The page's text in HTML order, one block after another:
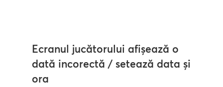
Ecranul jucătorului afișează o
dată incorectă / setează data și
ora